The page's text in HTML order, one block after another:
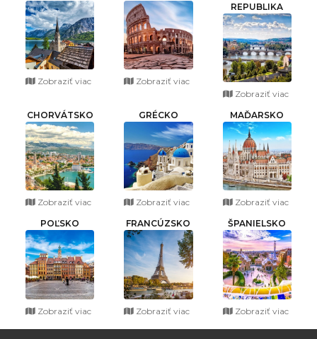
Zobraziť viac Zobraziť viac
REPUBLIKA
Zobraziť viac
CHORVÁTSKO
Zobraziť viac
GRÉCKO
Zobraziť viac
MAĎARSKO
Zobraziť viac
POĽSKO
Zobraziť viac
FRANCÚZSKO
Zobraziť viac
ŠPANIELSKO
Zobraziť viac